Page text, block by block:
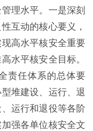
理水平。一是深刻
互动的核心要义，
高水平核安全重要
水平核安全目标。
责任体系的总体要
堆建设、运行、退
运行和退役等各阶
强各单位核安全文